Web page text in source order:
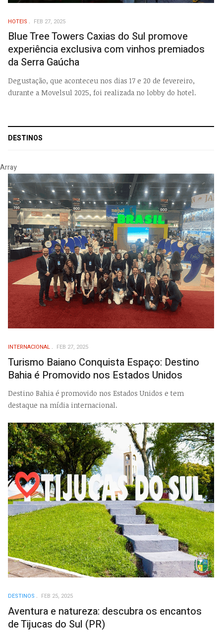
HOTEIS FEB 27, 2025
Blue Tree Towers Caxias do Sul promove
experiência exclusiva com vinhos premiados
da Serra Gaúcha
Degustação, que aconteceu nos dias 17 e 20 de fevereiro,
durante a Movelsul 2025, foi realizada no lobby do hotel.
DESTINOS
Array
INTERNACIONAL FEB 27, 2025
Turismo Baiano Conquista Espaço: Destino
Bahia é Promovido nos Estados Unidos
Destino Bahia é promovido nos Estados Unidos e tem
destaque na mídia internacional.
DESTINOS FEB 25, 2025
Aventura e natureza: descubra os encantos
de Tijucas do Sul (PR)